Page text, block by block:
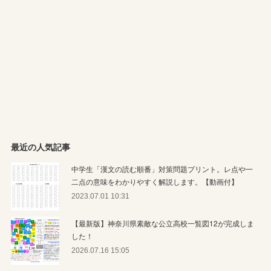
最近の人気記事
中学生「漢文の読む順番」対策問題プリント。レ点や一
二点の意味をわかりやすく解説します。【動画付】
2023.07.01 10:31
【最新版】神奈川県素敵な公立高校一覧図12が完成しま
した！
2026.07.16 15:05